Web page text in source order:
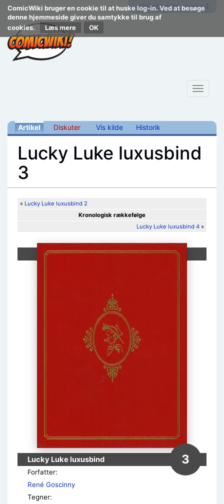
ComicWiki bruger en cookie til at huske log-in. Ved at besøge
denne hjemmeside giver du samtykke til brug af
cookies.
Læs mere
Opret konto Log på
Toggle
Artikel Diskuter Vis kilde Historik
Lucky Luke luxusbind
3
« Lucky Luke luxusbind 2
Kronologisk rækkefølge
Lucky Luke luxusbind 4 »
Lucky Luke luxusbind 3
Forfatter:
René Goscinny
Tegner: